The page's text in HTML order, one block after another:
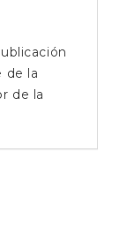
de la
de la